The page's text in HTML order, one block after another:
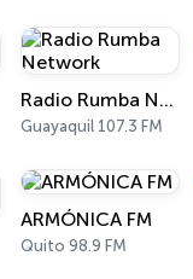
Radio Rumba Network
Guayaquil 107.3 FM
ARMÓNICA FM
Quito 98.9 FM